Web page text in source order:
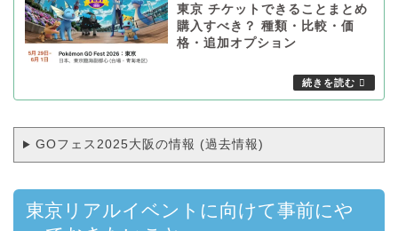
東京 チケットできることまとめ
購入すべき？ 種類・比較・価
格・追加オプション
GOフェス2025大阪の情報 (過去情報)
東京リアルイベントに向けて事前にや